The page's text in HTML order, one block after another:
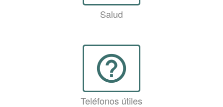
Salud
help_outline
Teléfonos útiles